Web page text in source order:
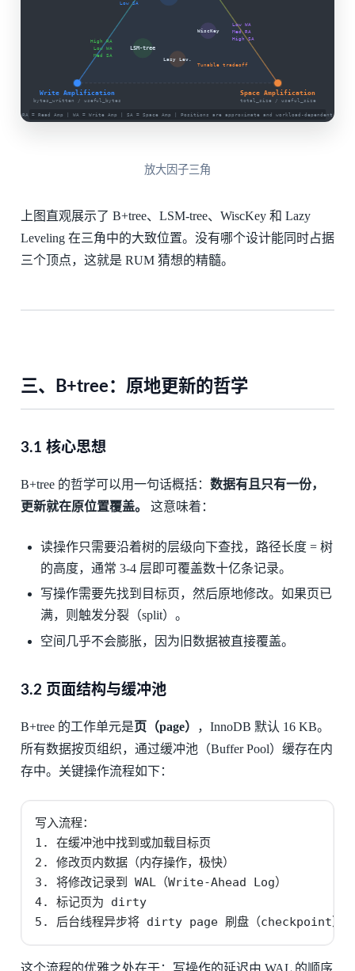
放大因子三角
上图直观展示了 B+tree、LSM-tree、WiscKey 和 Lazy
Leveling 在三角中的大致位置。没有哪个设计能同时占据
三个顶点，这就是 RUM 猜想的精髓。
三、B+tree：原地更新的哲学
3.1 核心思想
B+tree 的哲学可以用一句话概括： 数据有且只有一份，
更新就在原位置覆盖。
这意味着：
读操作只需要沿着树的层级向下查找，路径长度 = 树
的高度，通常 3-4 层即可覆盖数十亿条记录。
写操作需要先找到目标页，然后原地修改。如果页已
满，则触发分裂（split）。
空间几乎不会膨胀，因为旧数据被直接覆盖。
3.2 页面结构与缓冲池
B+tree 的工作单元是页（page）
，InnoDB 默认 16 KB。
所有数据按页组织，通过缓冲池（Buffer Pool）缓存在内
存中。关键操作流程如下：
写入流程：
1. 在缓冲池中找到或加载目标页
2. 修改页内数据（内存操作，极快）
3. 将修改记录到 WAL（Write-Ahead Log）
4. 标记页为 dirty
5. 后台线程异步将 dirty page 刷盘（checkpoint）